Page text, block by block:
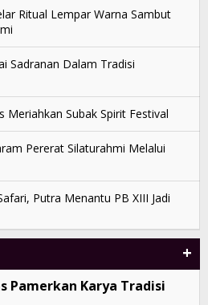
Ritual Lempar Warna Sambut
Sadranan Dalam Tradisi
Meriahkan Subak Spirit Festival
Pererat Silaturahmi Melalui
Putra Menantu PB XIII Jadi
+
Pamerkan Karya Tradisi